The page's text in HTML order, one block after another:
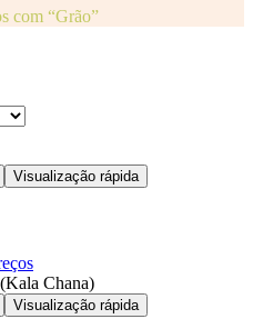
com “Grão”
Visualização rápida
Visualização rápida